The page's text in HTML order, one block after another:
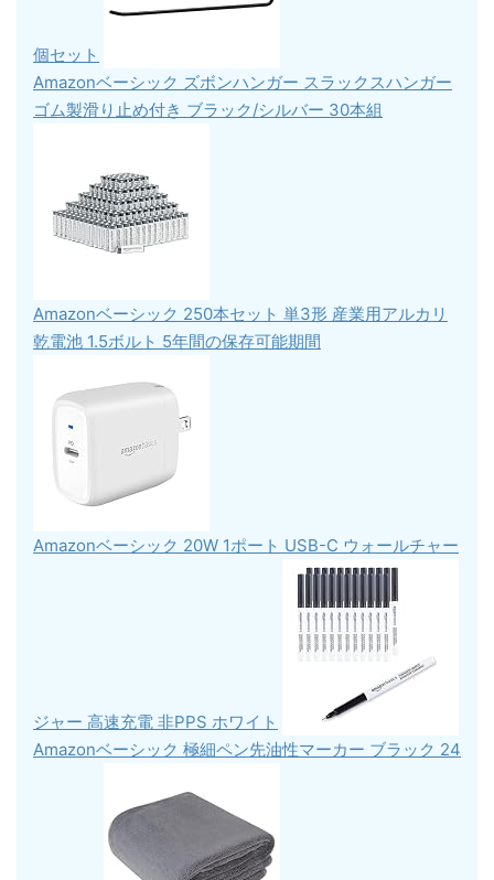
個セット
Amazonベーシック ズボンハンガー スラックスハンガー
ゴム製滑り止め付き ブラック/シルバー 30本組
Amazonベーシック 250本セット 単3形 産業用アルカリ
乾電池 1.5ボルト 5年間の保存可能期間
Amazonベーシック 20W 1ポート USB-C ウォールチャー
ジャー 高速充電 非PPS ホワイト
Amazonベーシック 極細ペン先油性マーカー ブラック 24